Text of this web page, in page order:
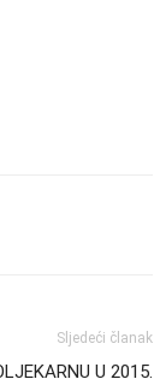
Sljedeći članak
U 2015.